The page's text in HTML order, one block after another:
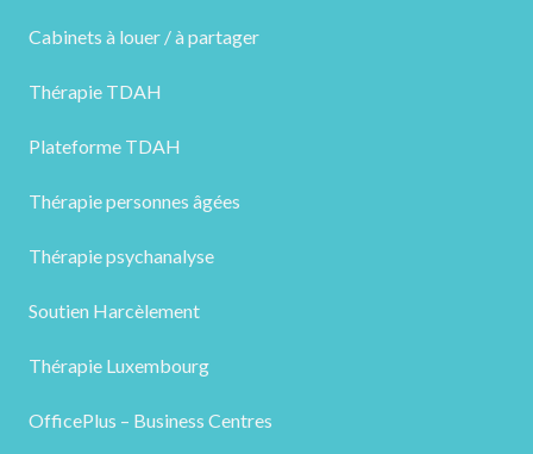
Cabinets à louer / à partager
Thérapie TDAH
Plateforme TDAH
Thérapie personnes âgées
Thérapie psychanalyse
Soutien Harcèlement
Thérapie Luxembourg
OfficePlus – Business Centres